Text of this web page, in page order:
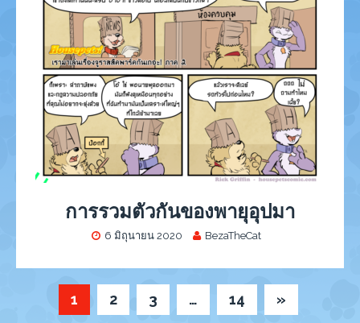
การรวมตัวกันของพายุอุปมา
6 มิถุนายน 2020 BezaTheCat
1 2 3 … 14 »